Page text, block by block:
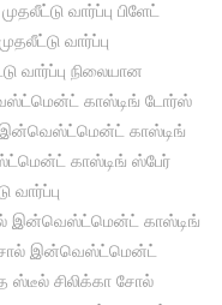
வார்ப்பு பிளேட்
வார்ப்பு
வார்ப்பு நிலையான
காஸ்டிங் டோர்ஸ்
இன்வெஸ்ட்மென்ட் காஸ்டிங்
காஸ்டிங் ஸ்பேர்
இன்வெஸ்ட்மென்ட் காஸ்டிங்
சோல் இன்வெஸ்ட்மென்ட்
ஸ்டீல் சிலிக்கா சோல்